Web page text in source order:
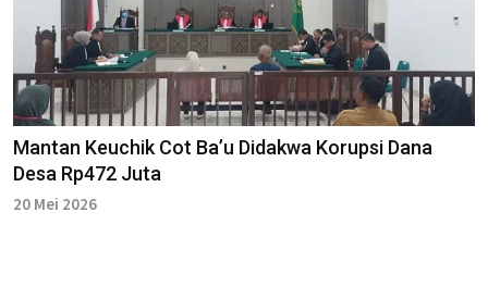
Mantan Keuchik Cot Ba’u Didakwa Korupsi Dana
Desa Rp472 Juta
20 Mei 2026